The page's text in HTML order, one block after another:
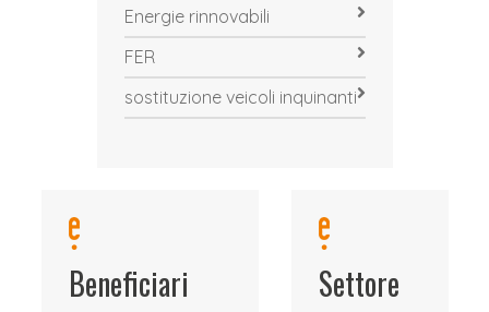
Energie rinnovabili
FER
sostituzione veicoli inquinanti
Beneficiari Settore